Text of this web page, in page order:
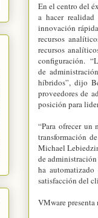
En el centro del
a hacer
innovación
recursos
recursos
configuración.
de
híbridos”, dijo
proveedores de
posición para
“Para ofrecer un
transformación
Michael
de
ha
satisfacción del
VMware